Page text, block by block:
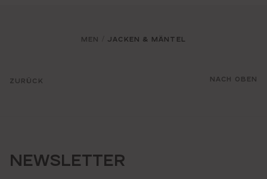
ZURÜCK
MEN JACKEN & MÄNTEL
NACH OBEN
NEWSLETTER